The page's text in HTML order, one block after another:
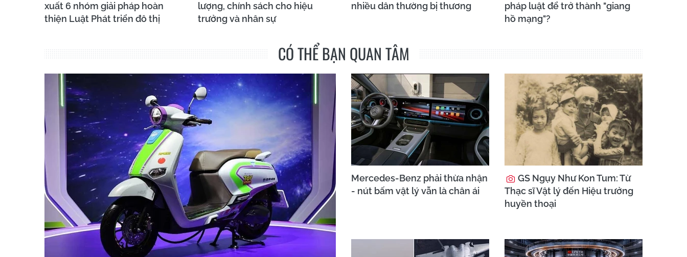
xuất 6 nhóm giải pháp hoàn
thiện Luật Phát triển đô thị
lượng, chính sách cho hiệu
trưởng và nhân sự
nhiều dân thường bị thương
pháp luật để trở thành "giang
hồ mạng"?
CÓ THỂ BẠN QUAN TÂM
Mercedes-Benz phải thừa nhận
- nút bấm vật lý vẫn là chân ái
GS Ngụy Như Kon Tum: Từ
Thạc sĩ Vật lý đến Hiệu trưởng
huyền thoại